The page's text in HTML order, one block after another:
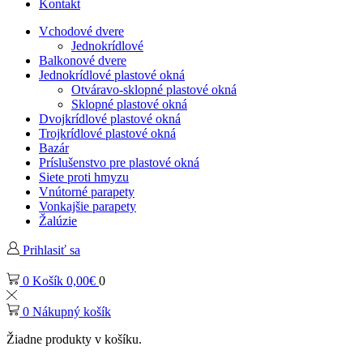
Kontakt
Vchodové dvere
Jednokrídlové
Balkonové dvere
Jednokrídlové plastové okná
Otváravo-sklopné plastové okná
Sklopné plastové okná
Dvojkrídlové plastové okná
Trojkrídlové plastové okná
Bazár
Príslušenstvo pre plastové okná
Siete proti hmyzu
Vnútorné parapety
Vonkajšie parapety
Žalúzie
Prihlasiť sa
0 Košík 0,00€ 0
0 Nákupný košík
Žiadne produkty v košíku.